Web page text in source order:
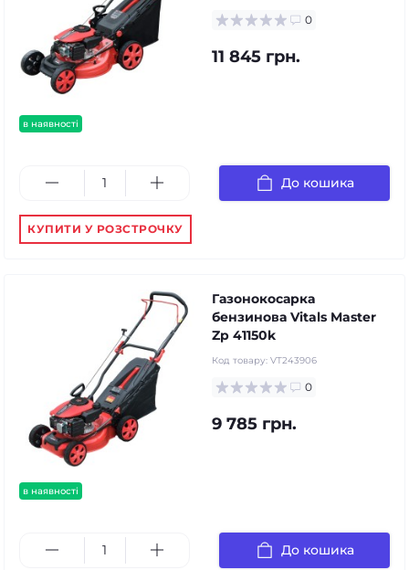
в наявності
0
11 845 грн.
До кошика
КУПИТИ У РОЗСТРОЧКУ
в наявності
Газонокосарка
бензинова Vitals Master
Zp 41150k
Код товару: VT243906
0
9 785 грн.
До кошика